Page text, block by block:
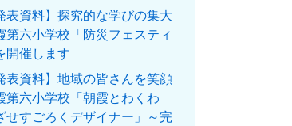
表資料】探究的な学びの集大
第六小学校「防災フェスティ
開催します
表資料】地域の皆さんを笑顔
第六小学校「朝霞とわくわ
せすごろくデザイナー」～完